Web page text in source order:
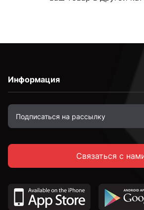
Информация
Связаться с